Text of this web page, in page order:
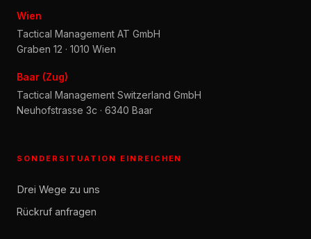
Wien
Tactical Management AT GmbH
Graben 12 · 1010 Wien
Baar (Zug)
Tactical Management Switzerland GmbH
Neuhofstrasse 3c · 6340 Baar
SONDERSITUATION EINREICHEN
Drei Wege zu uns
Rückruf anfragen